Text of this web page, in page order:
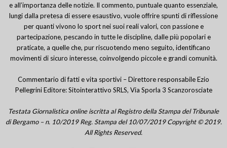
e all’importanza delle notizie. Il commento, puntuale quanto essenziale,
lungi dalla pretesa di essere esaustivo, vuole offrire spunti di riflessione
per quanti vivono lo sport nei suoi reali valori, con passione e
partecipazione, pescando in tutte le discipline, dalle più popolari e
praticate, a quelle che, pur riscuotendo meno seguito, identificano
movimenti di sicuro interesse, coinvolgendo piccole e grandi comunità.
Commentario di fatti e vita sportivi – Direttore responsabile Ezio
Pellegrini Editore: Sitointerattivo SRLS, Via Sporla 3 Scanzorosciate
Testata Giornalistica online iscritta al Registro della Stampa del Tribunale
di Bergamo – n. 10/2019 Reg. Stampa del 10/07/2019 Copyright © 2019.
All Rights Reserved.